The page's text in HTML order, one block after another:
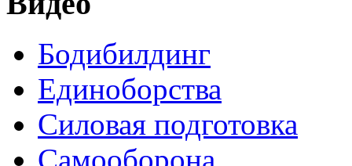
Бодибилдинг
Единоборства
Силовая подготовка